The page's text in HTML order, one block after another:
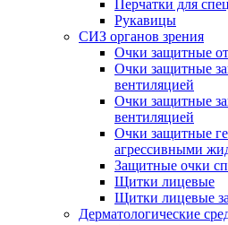
Перчатки для
Рукавицы
СИЗ органов зрения
Очки защитные
Очки защитные
вентиляцией
Очки защитные
вентиляцией
Очки защитные
агрессивными
Защитные очки
Щитки лицевые
Щитки лицевые
Дерматологические